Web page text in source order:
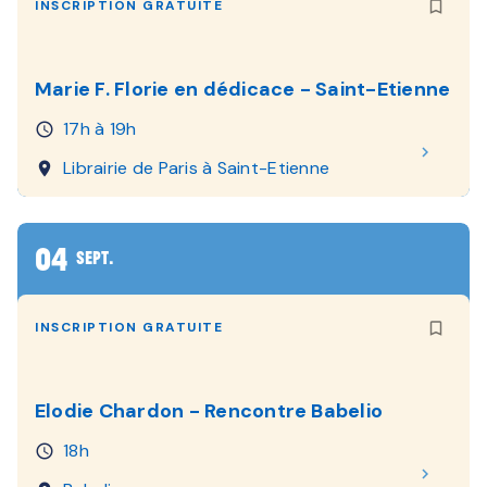
INSCRIPTION GRATUITE
Marie F. Florie en dédicace - Saint-Etienne
access_time_outlined
17h à 19h
room_outlined
Librairie de Paris à Saint-Etienne
chevron_right
04 SEPT.
INSCRIPTION GRATUITE
Elodie Chardon - Rencontre Babelio
access_time_outlined
18h
chevron_right